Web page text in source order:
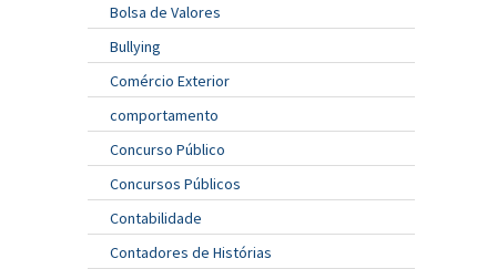
Bolsa de Valores
Bullying
Comércio Exterior
comportamento
Concurso Público
Concursos Públicos
Contabilidade
Contadores de Histórias